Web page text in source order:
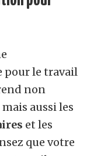
pour le travail
non
aussi les
et les
que votre